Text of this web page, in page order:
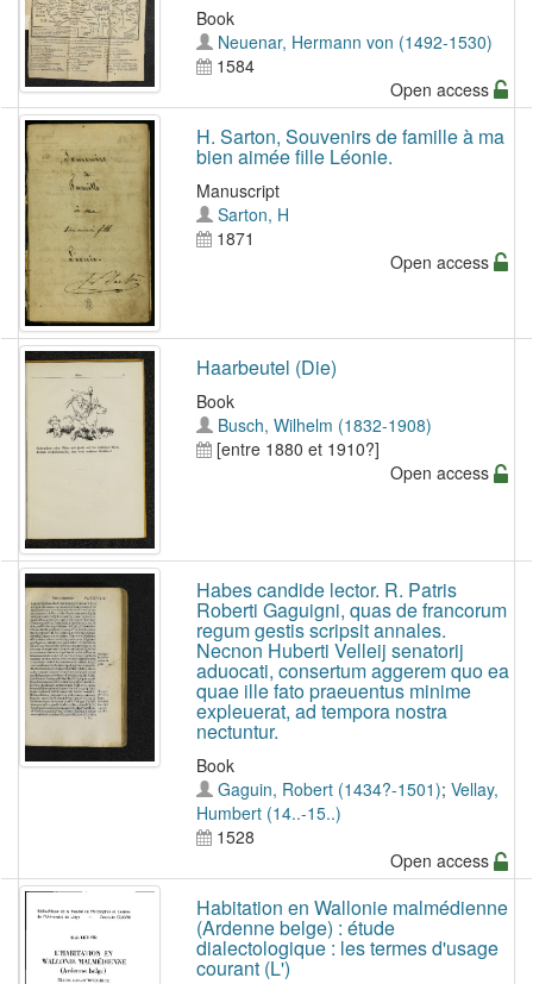
Book
Neuenar, Hermann von (1492-1530)
1584
Open access
H. Sarton, Souvenirs de famille à ma
bien aimée fille Léonie.
Manuscript
Sarton, H
1871
Open access
Haarbeutel (Die)
Book
Busch, Wilhelm (1832-1908)
[entre 1880 et 1910?]
Open access
Habes candide lector. R. Patris
Roberti Gaguigni, quas de francorum
regum gestis scripsit annales.
Necnon Huberti Velleij senatorij
aduocati, consertum aggerem quo ea
quae ille fato praeuentus minime
expleuerat, ad tempora nostra
nectuntur.
Book
Gaguin, Robert (1434?-1501); Vellay,
Humbert (14..-15..)
1528
Open access
Habitation en Wallonie malmédienne
(Ardenne belge) : étude
dialectologique : les termes d'usage
courant (L')